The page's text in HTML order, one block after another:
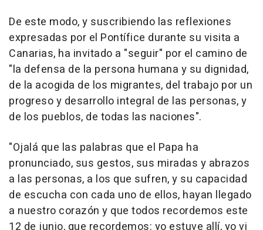
De este modo, y suscribiendo las reflexiones
expresadas por el Pontífice durante su visita a
Canarias, ha invitado a "seguir" por el camino de
"la defensa de la persona humana y su dignidad,
de la acogida de los migrantes, del trabajo por un
progreso y desarrollo integral de las personas, y
de los pueblos, de todas las naciones".
"Ojalá que las palabras que el Papa ha
pronunciado, sus gestos, sus miradas y abrazos
a las personas, a los que sufren, y su capacidad
de escucha con cada uno de ellos, hayan llegado
a nuestro corazón y que todos recordemos este
12 de junio, que recordemos: yo estuve allí, yo vi